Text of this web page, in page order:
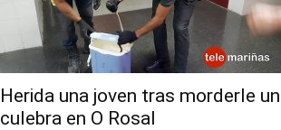
Herida una joven tras morderle
culebra en O Rosal